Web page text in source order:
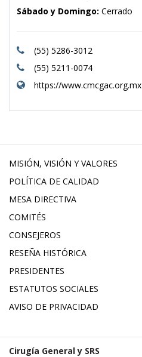
Sábado y Domingo: Cerrado
(55) 5286-3012
(55) 5211-0074
https://www.cmcgac.org.mx
MISIÓN, VISIÓN Y VALORES
POLÍTICA DE CALIDAD
MESA DIRECTIVA
COMITÉS
CONSEJEROS
RESEÑA HISTÓRICA
PRESIDENTES
ESTATUTOS SOCIALES
AVISO DE PRIVACIDAD
Cirugía General y SRS